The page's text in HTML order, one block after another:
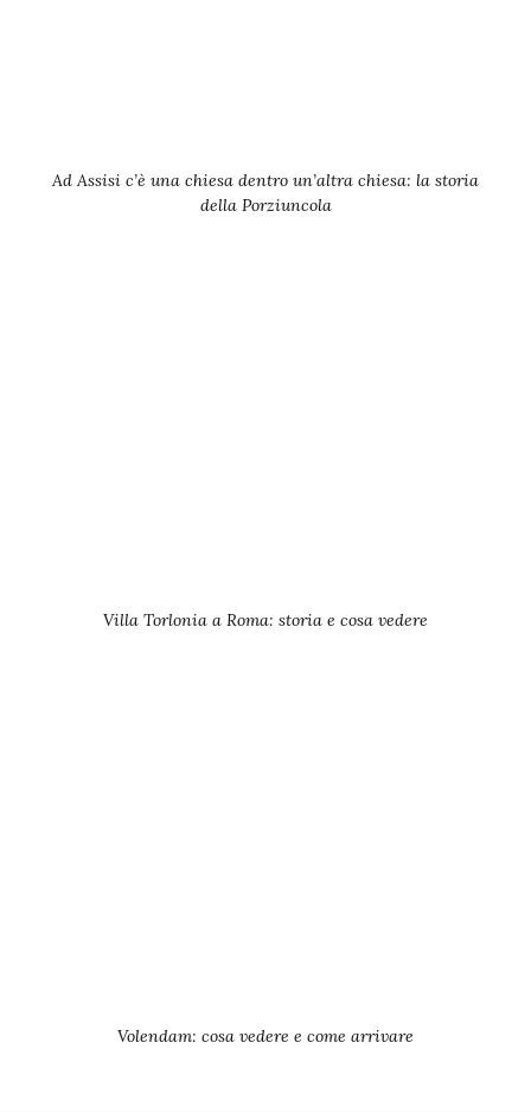
Ad Assisi c’è una chiesa dentro un’altra chiesa: la storia
della Porziuncola
Villa Torlonia a Roma: storia e cosa vedere
Volendam: cosa vedere e come arrivare